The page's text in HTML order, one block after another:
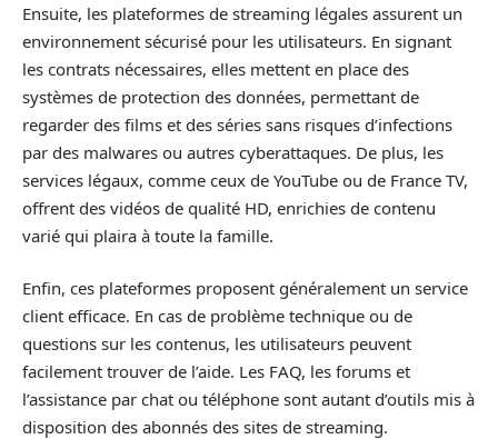
Ensuite, les plateformes de streaming légales assurent un
environnement sécurisé pour les utilisateurs. En signant
les contrats nécessaires, elles mettent en place des
systèmes de protection des données, permettant de
regarder des films et des séries sans risques d’infections
par des malwares ou autres cyberattaques. De plus, les
services légaux, comme ceux de YouTube ou de France TV,
offrent des vidéos de qualité HD, enrichies de contenu
varié qui plaira à toute la famille.
Enfin, ces plateformes proposent généralement un service
client efficace. En cas de problème technique ou de
questions sur les contenus, les utilisateurs peuvent
facilement trouver de l’aide. Les FAQ, les forums et
l’assistance par chat ou téléphone sont autant d’outils mis à
disposition des abonnés des sites de streaming.